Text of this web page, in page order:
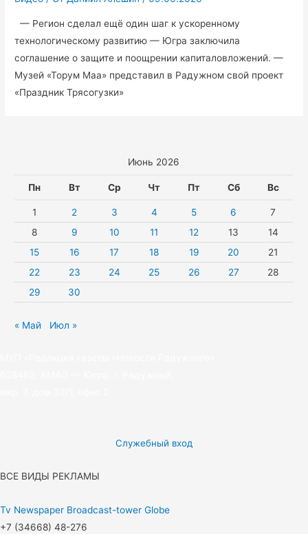
развитию.
— Регион сделал ещё один шаг к ускоренному
технологическому развитию — Югра заключила
соглашение о защите и поощрении капиталовложений. —
Музей «Торум Маа» представил в Радужном свой проект
«Праздник Трясогузки»
Июнь 2026
Пн Вт Ср Чт Пт Сб Вс
1 2 3 4 5 6
7
8
9 10 11 12 13
14
15
16 17 18 19 20
21
22
23 24 25 26 27
28
29
30
« Май Июл »
Служебный вход
ВСЕ ВИДЫ РЕКЛАМЫ
Tv Newspaper Broadcast-tower Globe
+7 (34668) 48-276